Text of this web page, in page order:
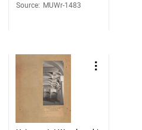
architektoniczny
Source: MUWr-1483